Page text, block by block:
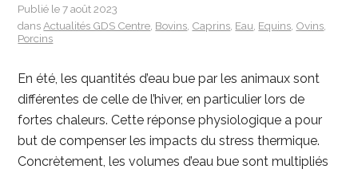
Publié le 7 août 2023
dans Actualités GDS Centre Bovins Caprins Eau Equins Ovins
Porcins
En été, les quantités d’eau bue par les animaux sont
différentes de celle de l’hiver, en particulier lors de
fortes chaleurs. Cette réponse physiologique a pour
but de compenser les impacts du stress thermique.
Concrètement, les volumes d’eau bue sont multipliés